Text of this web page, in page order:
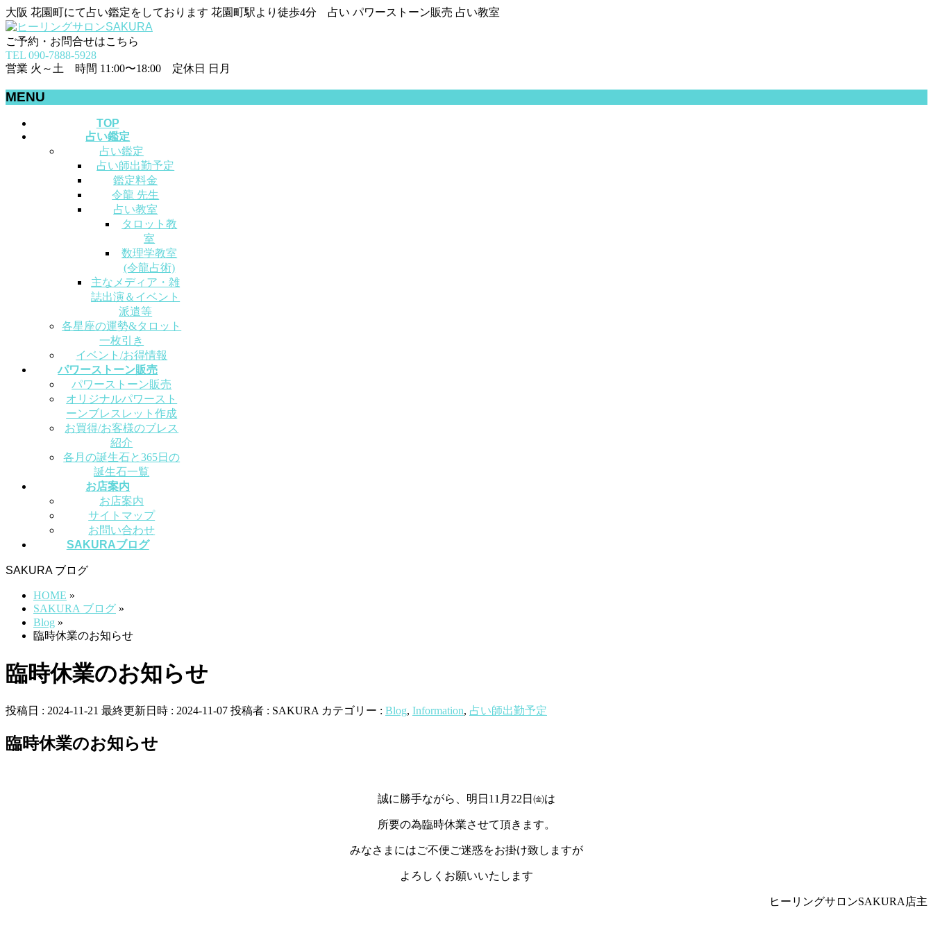
大阪 花園町にて占い鑑定をしております 花園町駅より徒歩4分 占い パワーストーン販売 占い教室
ご予約・お問合せはこちら
TEL 090-7888-5928
営業 火～土 時間 11:00〜18:00 定休日 日月
MENU
TOP
占い鑑定
占い鑑定
占い師出勤予定
鑑定料金
令龍 先生
占い教室
タロット教
室
数理学教室
(令龍占術)
主なメディア・雑
誌出演＆イベント
派遣等
各星座の運勢&タロット
一枚引き
イベント/お得情報
パワーストーン販売
パワーストーン販売
オリジナルパワースト
ーンブレスレット作成
お買得/お客様のブレス
紹介
各月の誕生石と365日の
誕生石一覧
お店案内
お店案内
サイトマップ
お問い合わせ
SAKURAブログ
SAKURA ブログ
HOME »
SAKURA ブログ »
Blog »
臨時休業のお知らせ
臨時休業のお知らせ
投稿日 : 2024-11-21 最終更新日時 : 2024-11-07 投稿者 : SAKURA カテゴリー : Blog, Information, 占い師出勤予定
臨時休業のお知らせ
誠に勝手ながら、明日11月22日㈮は
所要の為臨時休業させて頂きます。
みなさまにはご不便ご迷惑をお掛け致しますが
よろしくお願いいたします
ヒーリングサロンSAKURA店主